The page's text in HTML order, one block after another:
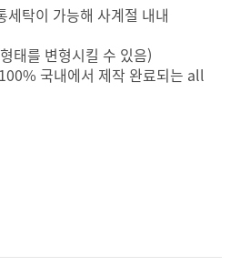
탁이 가능해 사계절 내내
태를 변형시킬 수 있음)
국내에서 제작 완료되는 all